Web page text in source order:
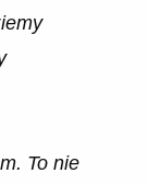
To nie